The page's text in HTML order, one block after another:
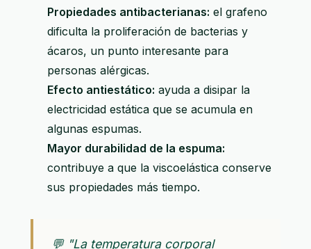
Propiedades antibacterianas: el grafeno
dificulta la proliferación de bacterias y
ácaros, un punto interesante para
personas alérgicas.
Efecto antiestático: ayuda a disipar la
electricidad estática que se acumula en
algunas espumas.
Mayor durabilidad de la espuma:
contribuye a que la viscoelástica conserve
sus propiedades más tiempo.
💬 "La temperatura corporal